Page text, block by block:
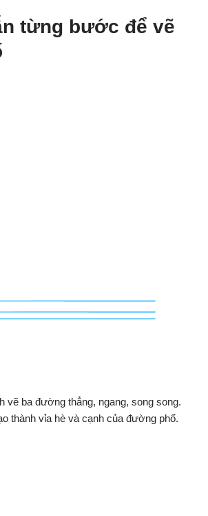
từng bước để vẽ
vẽ ba đường thẳng, ngang, song song.
thành vỉa hè và cạnh của đường phố.